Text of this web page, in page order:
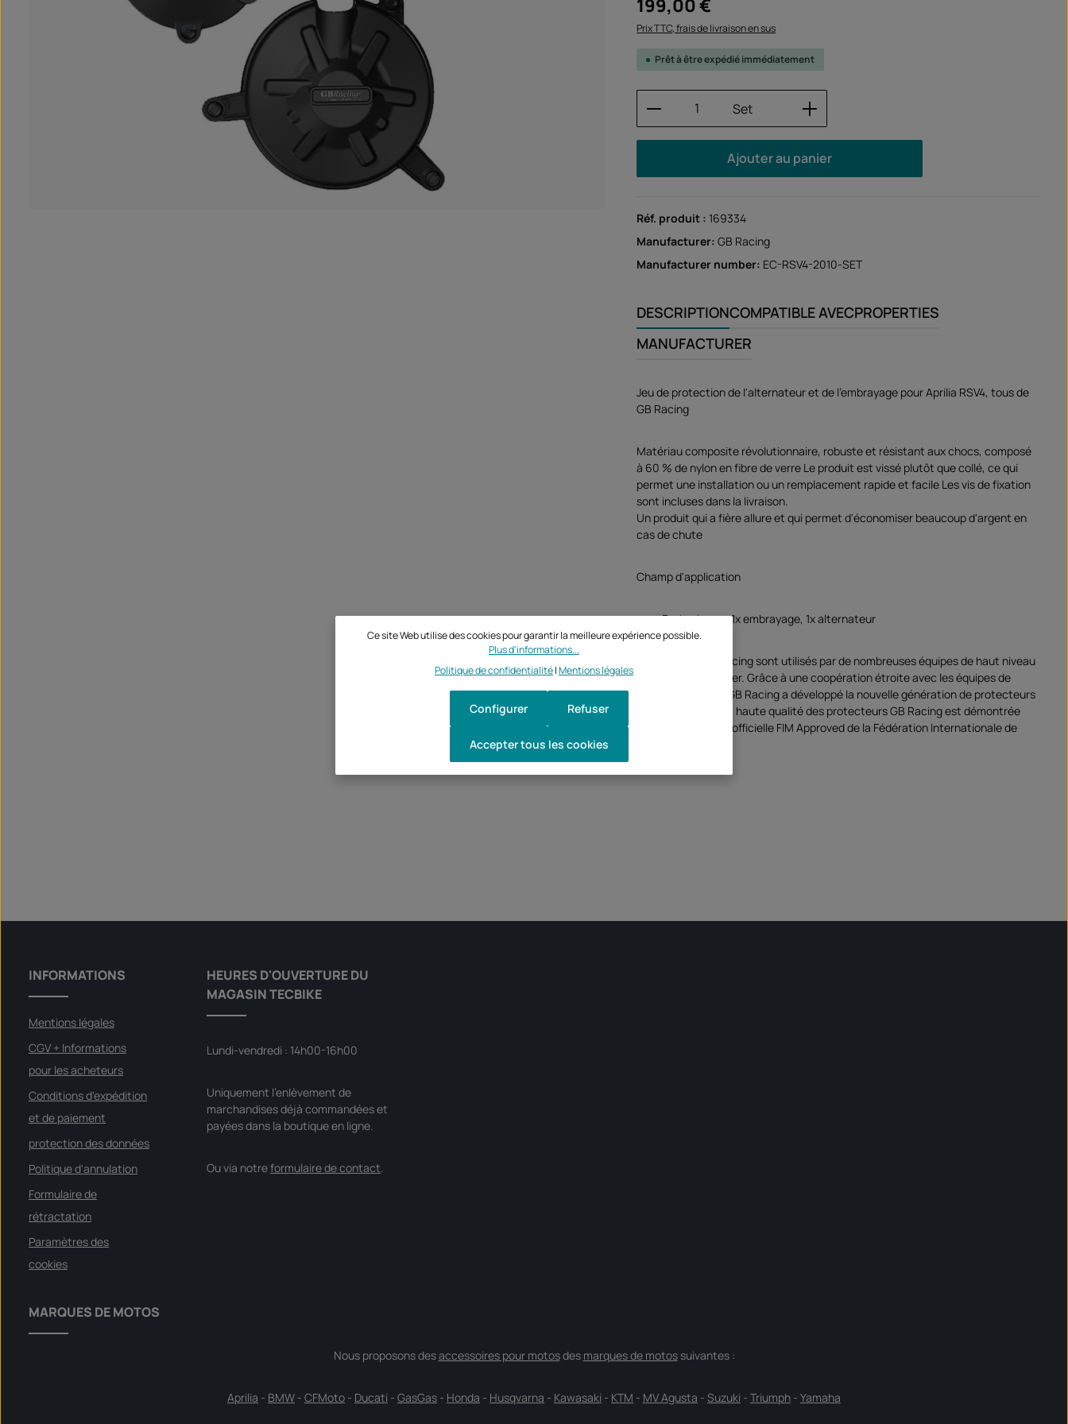
199,00 €
Prix TTC, frais de livraison en sus
Prêt à être expédié immédiatement
Quantité de produit : Entrez la quantité
Set
Ajouter au panier
Réf. produit : 169334
Manufacturer:GB Racing
Manufacturer number: EC-RSV4-2010-SET
DESCRIPTIONCOMPATIBLE AVECPROPERTIES
MANUFACTURER
Jeu de protection de l'alternateur et de l'embrayage pour Aprilia RSV4, tous de
GB Racing
Matériau composite révolutionnaire, robuste et résistant aux chocs, composé
à 60 % de nylon en fibre de verre Le produit est vissé plutôt que collé, ce qui
permet une installation ou un remplacement rapide et facile Les vis de fixation
sont incluses dans la livraison.
Un produit qui a fière allure et qui permet d'économiser beaucoup d'argent en
cas de chute
Champ d'application
Protecteurs : 1x embrayage, 1x alternateur
Les produits GB Racing sont utilisés par de nombreuses équipes de haut niveau
dans le monde entier. Grâce à une coopération étroite avec les équipes de
course de motos, GB Racing a développé la nouvelle génération de protecteurs
haut de gamme. La haute qualité des protecteurs GB Racing est démontrée
par la certification officielle FIM Approved de la Fédération Internationale de
INFORMATIONS
Mentions légales
CGV + Informations
pour les acheteurs
Conditions d'expédition
et de paiement
protection des données
Politique d'annulation
Formulaire de
rétractation
Paramètres des
cookies
HEURES D'OUVERTURE DU
MAGASIN TECBIKE
Lundi-vendredi : 14h00-16h00
Uniquement l'enlèvement de
marchandises déjà commandées et
payées dans la boutique en ligne.
Ou via notreformulaire de contact.
MARQUES DE MOTOS
Nous proposons desaccessoires pour motosdes marques de motossuivantes :
Aprilia - BMW - CFMoto - Ducati - GasGas - Honda - Husqvarna - Kawasaki - KTM - MV Agusta - Suzuki - Triumph - Yamaha
Ce site Web utilise des cookies pour garantir la meilleure expérience possible.
Plus d'informations...
Politique de confidentialité|Mentions légales
Refuser
Configurer
Accepter tous les cookies